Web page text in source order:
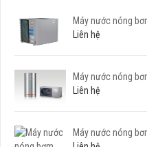
Máy nước nóng
Liên hệ
Máy nước nóng
Liên hệ
Máy nước nóng